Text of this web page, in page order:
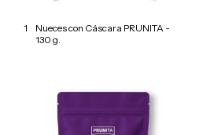
1
Nueces con Cáscara PRUNITA -
130 g.